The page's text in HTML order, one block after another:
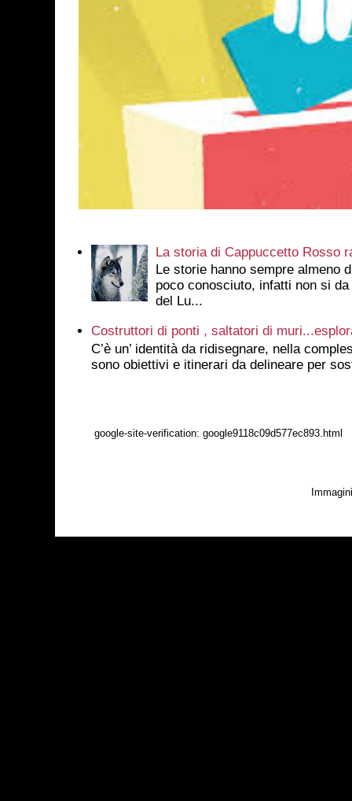
La storia di Cappuccetto Rosso
Le storie hanno sempre almeno
poco conosciuto, infatti non si
del Lu...
Costruttori di ponti , saltatori di
C’è un’ identità da ridisegnare, nella
sono obiettivi e itinerari da delineare per
google-site-verification: google9118c09d577ec893.html